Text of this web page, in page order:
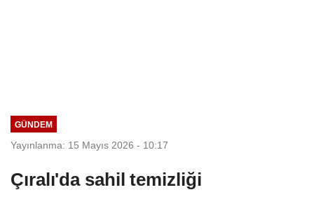
GÜNDEM
Yayınlanma: 15 Mayıs 2026 - 10:17
Çıralı'da sahil temizliği